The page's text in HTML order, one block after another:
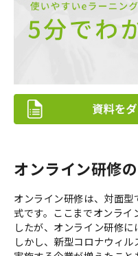
オンライン研修
オンライン研修は、対面
式です。ここまでオンラ
したが、オンライン研修に
しかし、新型コロナウィ